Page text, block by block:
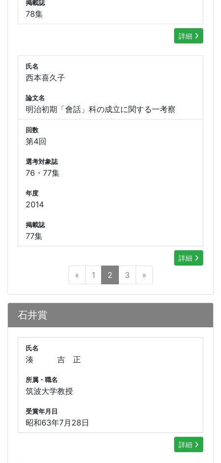
掲載誌
78集
詳細
氏名
西本喜久子
論文名
明治初期「會話」科の成立に関する一考察
回数
第4回
選考対象誌
76・77集
年度
2014
掲載誌
77集
詳細
« 1 2 3 »
石井賞
氏名
湊 吉 正
所属・職名
筑波大学教授
受賞年月日
昭和63年7月28日
詳細